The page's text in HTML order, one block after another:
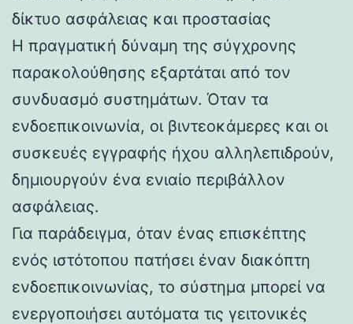
δίκτυο ασφάλειας και προστασίας
Η πραγματική δύναμη της σύγχρονης
παρακολούθησης εξαρτάται από τον
συνδυασμό συστημάτων. Όταν τα
ενδοεπικοινωνία, οι βιντεοκάμερες και οι
συσκευές εγγραφής ήχου αλληλεπιδρούν,
δημιουργούν ένα ενιαίο περιβάλλον
ασφάλειας.
Για παράδειγμα, όταν ένας επισκέπτης
ενός ιστότοπου πατήσει έναν διακόπτη
ενδοεπικοινωνίας, το σύστημα μπορεί να
ενεργοποιήσει αυτόματα τις γειτονικές